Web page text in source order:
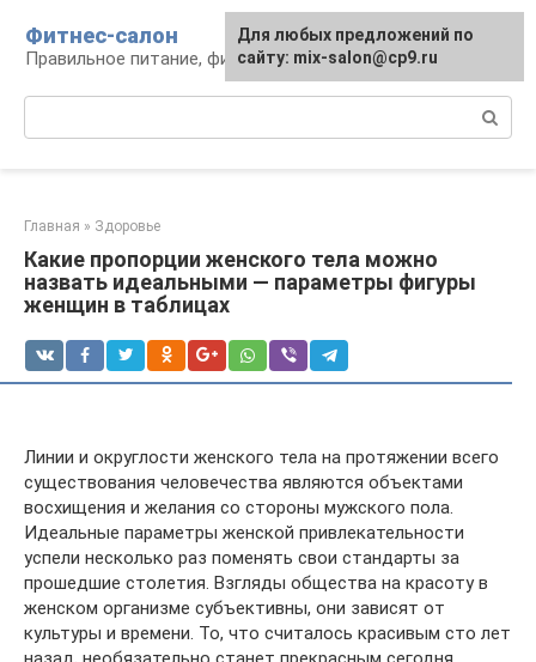
контенту
Фитнес-салон
Правильное питание, фитнес, образ жизни
Главная » Здоровье
Какие пропорции женского тела можно
назвать идеальными — параметры фигуры
женщин в таблицах
Линии и округлости женского тела на протяжении всего
существования человечества являются объектами
восхищения и желания со стороны мужского пола.
Идеальные параметры женской привлекательности
успели несколько раз поменять свои стандарты за
прошедшие столетия. Взгляды общества на красоту в
женском организме субъективны, они зависят от
культуры и времени. То, что считалось красивым сто лет
Для любых предложений по
сайту: mix-salon@cp9.ru